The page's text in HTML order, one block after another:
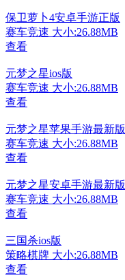
保卫萝卜4安卓手游正版
赛车竞速 大小:26.88MB
查看
元梦之星ios版
赛车竞速 大小:26.88MB
查看
元梦之星苹果手游最新版
赛车竞速 大小:26.88MB
查看
元梦之星安卓手游最新版
赛车竞速 大小:26.88MB
查看
三国杀ios版
策略棋牌 大小:26.88MB
查看